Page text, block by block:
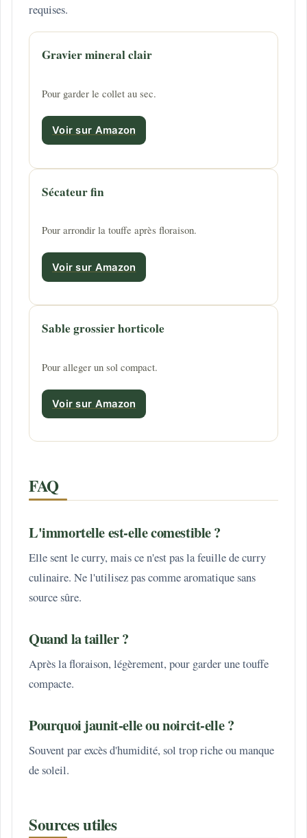
requises.
Gravier mineral clair
Pour garder le collet au sec.
Voir sur Amazon
Sécateur fin
Pour arrondir la touffe après floraison.
Voir sur Amazon
Sable grossier horticole
Pour alleger un sol compact.
Voir sur Amazon
FAQ
L'immortelle est-elle comestible ?
Elle sent le curry, mais ce n'est pas la feuille de curry
culinaire. Ne l'utilisez pas comme aromatique sans
source sûre.
Quand la tailler ?
Après la floraison, légèrement, pour garder une touffe
compacte.
Pourquoi jaunit-elle ou noircit-elle ?
Souvent par excès d'humidité, sol trop riche ou manque
de soleil.
Sources utiles